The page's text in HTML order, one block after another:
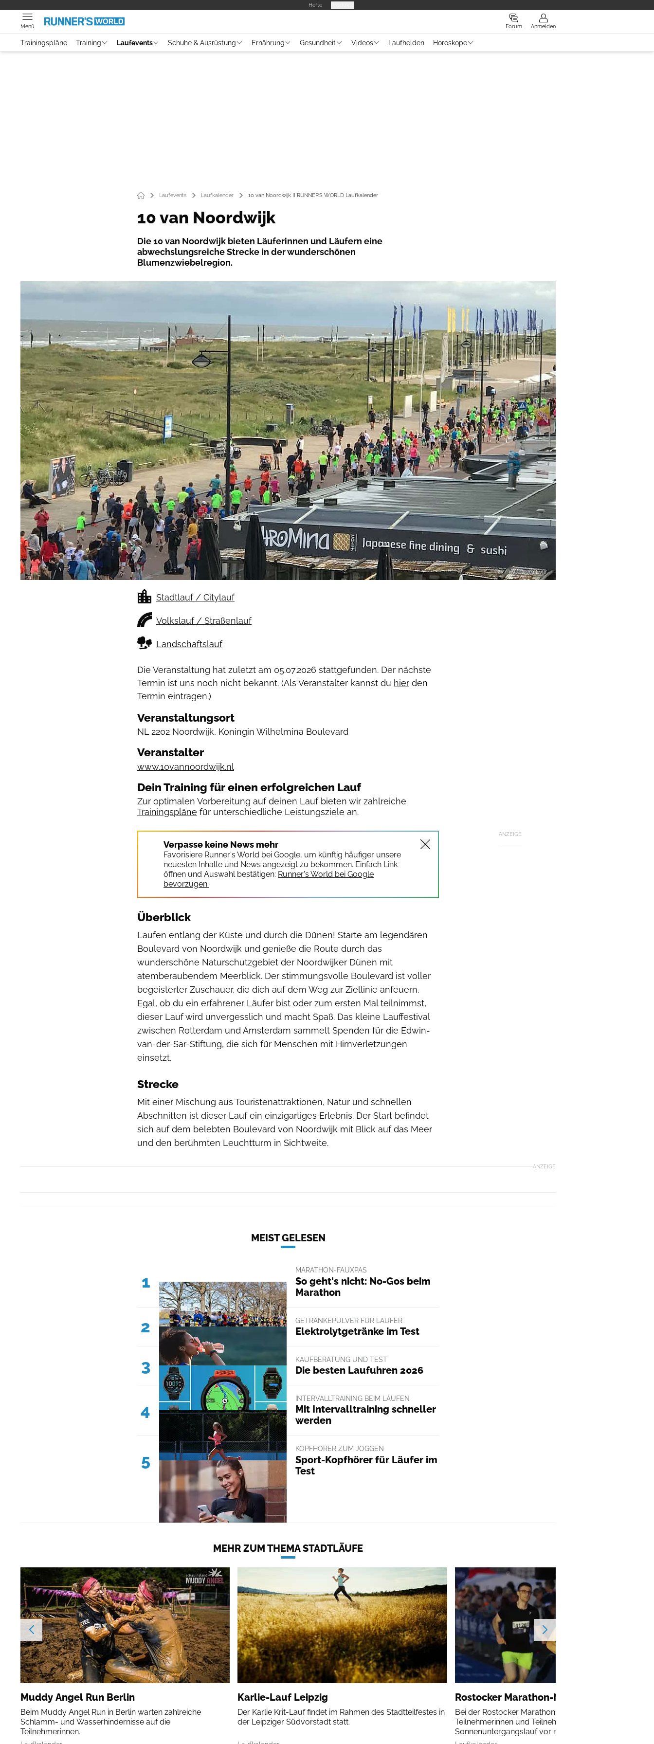
Hefte
Forum Anmelden
Menü
Trainingspläne Training Laufevents Schuhe & Ausrüstung Ernährung Gesundheit Videos Laufhelden Horoskope
Laufevents Laufkalender 10 van Noordwijk II RUNNER’S WORLD Laufkalender
10 van Noordwijk
Die 10 van Noordwijk bieten Läuferinnen und Läufern eine
abwechslungsreiche Strecke in der wunderschönen
Blumenzwiebelregion.
Foto: Jörg Löhr
Stadtlauf / Citylauf
Volkslauf / Straßenlauf
Landschaftslauf
Die Veranstaltung hat zuletzt am 05.07.2026 stattgefunden. Der nächste
Termin ist uns noch nicht bekannt. (Als Veranstalter kannst du hier den
Termin eintragen.)
Veranstaltungsort
NL2202 Noordwijk, Koningin Wilhelmina Boulevard
Veranstalter
www.10vannoordwijk.nl
Dein Training für einen erfolgreichen Lauf
Zur optimalen Vorbereitung auf deinen Lauf bieten wir zahlreiche
Trainingspläne für unterschiedliche Leistungsziele an.
ANZEIGE
Verpasse keine News mehr
Favorisiere Runner's World bei Google, um künftig häufiger unsere
neuesten Inhalte und News angezeigt zu bekommen. Einfach Link
öffnen und Auswahl bestätigen: Runner's World bei Google
bevorzugen.
Überblick
Laufen entlang der Küste und durch die Dünen! Starte am legendären
Boulevard von Noordwijk und genieße die Route durch das
wunderschöne Naturschutzgebiet der Noordwijker Dünen mit
atemberaubendem Meerblick. Der stimmungsvolle Boulevard ist voller
begeisterter Zuschauer, die dich auf dem Weg zur Ziellinie anfeuern.
Egal, ob du ein erfahrener Läufer bist oder zum ersten Mal teilnimmst,
dieser Lauf wird unvergesslich und macht Spaß. Das kleine Lauffestival
zwischen Rotterdam und Amsterdam sammelt Spenden für die Edwin-
van-der-Sar-Stiftung, die sich für Menschen mit Hirnverletzungen
einsetzt.
Strecke
Mit einer Mischung aus Touristenattraktionen, Natur und schnellen
Abschnitten ist dieser Lauf ein einzigartiges Erlebnis. Der Start befindet
sich auf dem belebten Boulevard von Noordwijk mit Blick auf das Meer
und den berühmten Leuchtturm in Sichtweite.
ANZEIGE
MEIST GELESEN
1
MARATHON-FAUXPAS
So geht's nicht: No-Gos beim
Marathon
2 GETRÄNKEPULVER FÜR LÄUFER
Elektrolytgetränke im Test
3 KAUFBERATUNG UND TEST
Die besten Laufuhren 2026
4
INTERVALLTRAINING BEIM LAUFEN
Mit Intervalltraining schneller
werden
5
KOPFHÖRER ZUM JOGGEN
Sport-Kopfhörer für Läufer im
Test
MEHR ZUM THEMA STADTLÄUFE
Muddy Angel Run Berlin
Beim Muddy Angel Run in Berlin warten zahlreiche
Schlamm- und Wasserhindernisse auf die
Teilnehmerinnen.
Karlie-Lauf Leipzig
Der Karlie Krit-Lauf findet im Rahmen des Stadtteilfestes in
der Leipziger Südvorstadt statt.
Rostocker Marathon-Nacht
Bei der Rostocker Marathon-Nacht erleben alle
Teilnehmerinnen und Teilnehmer einen
Sonnenuntergangslauf vor malerischer Kulisse.